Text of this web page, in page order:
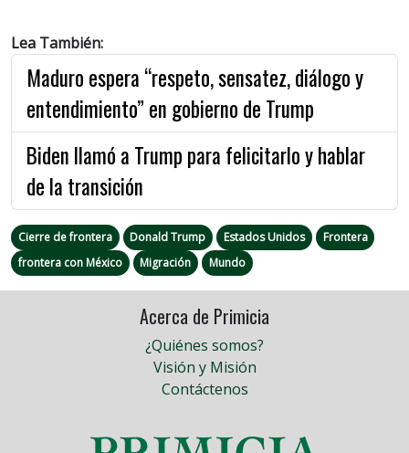
Lea También:
Maduro espera “respeto, sensatez, diálogo y
entendimiento” en gobierno de Trump
Biden llamó a Trump para felicitarlo y hablar
de la transición
Cierre de frontera Donald Trump Estados Unidos
Frontera
frontera con México
Migración Mundo
Acerca de Primicia
¿Quiénes somos?
Visión y Misión
Contáctenos